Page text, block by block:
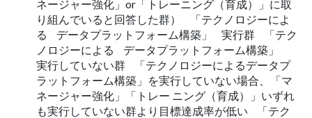
ネージャー強化」or「トレーニング（育成）」に取
り組んでいると回答した群） 「テクノロジーによ
る データプラットフォーム構築」 実行群 「テク
ノロジーによる データプラットフォーム構築」
実行していない群 「テクノロジーによるデータプ
ラットフォーム構築」を実行していない場合、「マ
ネージャー強化」「トレー ニング（育成）」いずれ
も実行していない群より目標達成率が低い 「テク